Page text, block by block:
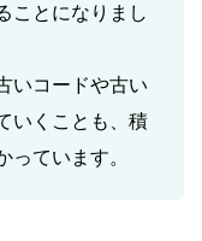
ことになりまし
いコードや古い
いくことも、積
っています。